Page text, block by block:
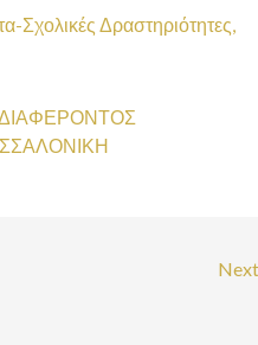
Δραστηριότητες,